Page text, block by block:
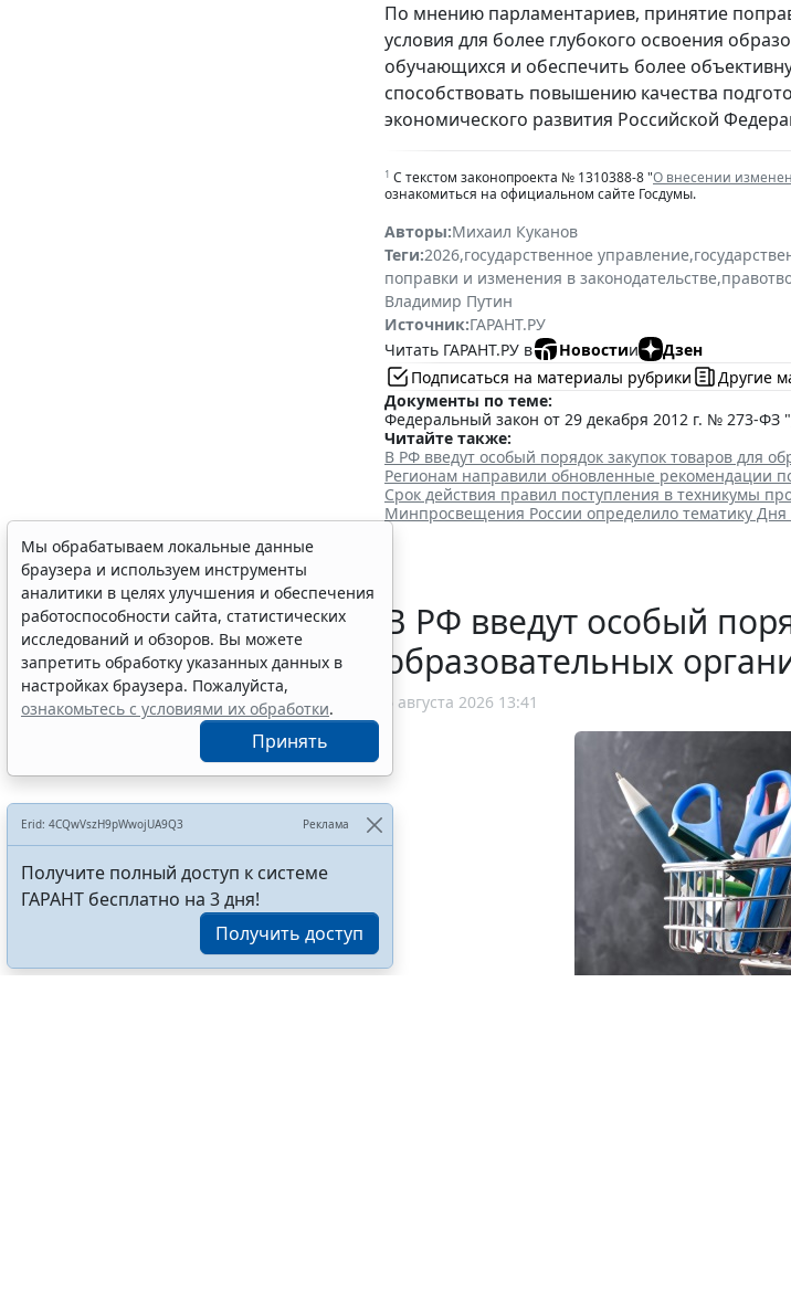
По мнению парламентариев, принятие
условия для более глубокого освоения
обучающихся и обеспечить более
способствовать повышению качества
экономического развития Российской
1 С текстом законопроекта № 1310388-8 "О внесении
ознакомиться на официальном сайте Госдумы.
Авторы:Михаил Куканов
Теги:2026,государственное управление,
поправки и изменения в законодательстве,
Владимир Путин
Источник:ГАРАНТ.РУ
Читать ГАРАНТ.РУ в
Новостии
Дзен
Подписаться на материалы рубрики
Другие
Документы по теме:
Федеральный закон от 29 декабря 2012 г. № 273-ФЗ "
Читайте также:
В РФ введут особый порядок закупок товаров для
Регионам направили обновленные рекомендации
Срок действия правил поступления в техникумы
Минпросвещения России определило тематику
В РФ введут особый
образовательных
6 августа 2026 13:41
Мы обрабатываем локальные данные
браузера и используем инструменты
аналитики в целях улучшения и обеспечения
работоспособности сайта, статистических
исследований и обзоров. Вы можете
запретить обработку указанных данных в
настройках браузера. Пожалуйста,
ознакомьтесь с условиями их обработки.
Принять
Erid: 4CQwVszH9pWwojUA9Q3 Реклама
Получите полный доступ к системе
ГАРАНТ бесплатно на 3 дня!
Получить доступ